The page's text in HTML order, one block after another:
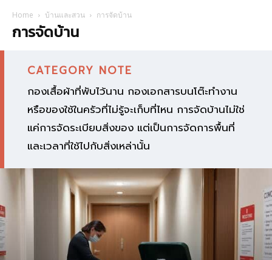
Home บ้านและสวน การจัดบ้าน
การจัดบ้าน
CATEGORY NOTE
กองเสื้อผ้าที่พับไว้นาน กองเอกสารบนโต๊ะทำงาน
หรือของใช้ในครัวที่ไม่รู้จะเก็บที่ไหน การจัดบ้านไม่ใช่
แค่การจัดระเบียบสิ่งของ แต่เป็นการจัดการพื้นที่
และเวลาที่ใช้ไปกับสิ่งเหล่านั้น